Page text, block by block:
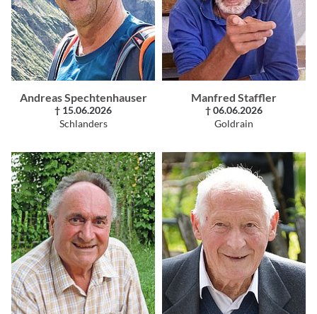
Andreas Spechtenhauser
† 15.06.2026
Schlanders
Manfred Staffler
† 06.06.2026
Goldrain